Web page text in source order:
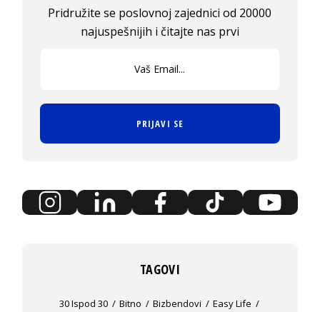
Pridružite se poslovnoj zajednici od 20000
najuspešnijih i čitajte nas prvi
PRIJAVI SE
TAGOVI
30 Ispod 30 Bitno Bizbendovi
Easy Life